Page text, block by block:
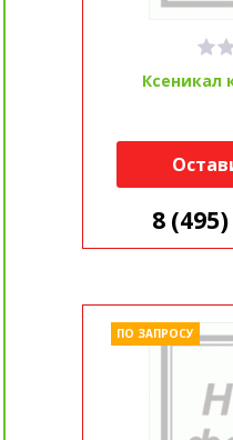
Ксеникал
8
ПО ЗАПРОСУ